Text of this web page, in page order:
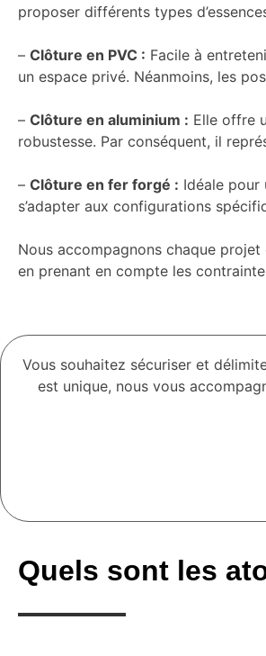
proposer différents types
– Clôture en PVC : Facile à
un espace privé. Néanmoins, les
– Clôture en aluminium : Elle offre
robustesse. Par conséquent, il
– Clôture en fer forgé : Idéale
s’adapter aux configurations
Nous accompagnons chaque
en prenant en compte les
Vous souhaitez sécuriser et
est unique, nous vous
Quels sont les